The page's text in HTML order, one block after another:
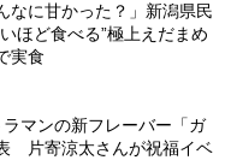
なに甘かった？」新潟県民
ほど食べる”極上えだまめ
実食
マンの新フレーバー「ガ
片寄涼太さんが祝福イベ